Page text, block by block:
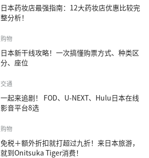
日本药妆店最强指南：12大药妆店优惠比较完
整分析！
购物
日本新干线攻略！一次搞懂购票方式、种类区
分、座位
交通
一起来追剧！ FOD、U-NEXT、Hulu日本在线
影音平台8选
购物
免税＋额外折扣就打超过九折！来日本旅游，
就到Onitsuka Tiger消费！